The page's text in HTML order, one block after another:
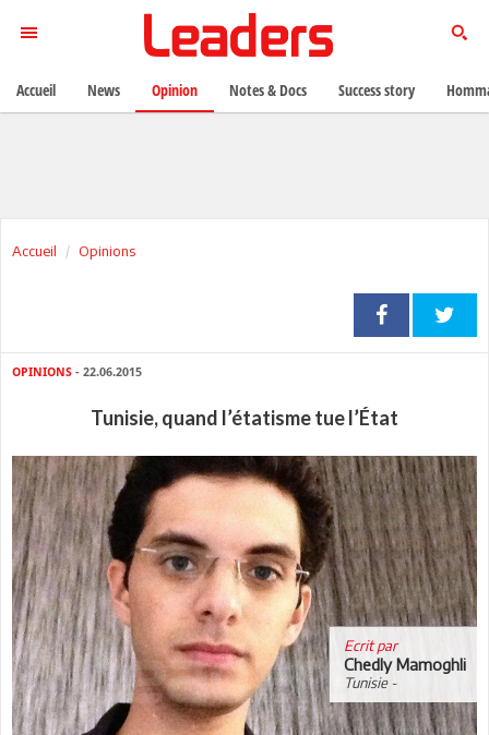
Accueil Opinions
OPINIONS - 22.06.2015
Tunisie, quand l’étatisme tue l’État
Ecrit par
Chedly Mamoghli
Tunisie -
Accueil News Opinion Notes & Docs Success story